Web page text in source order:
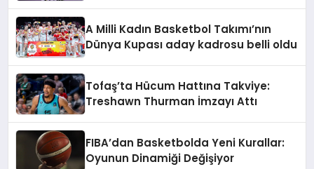
A Milli Kadın Basketbol Takımı’nın
Dünya Kupası aday kadrosu belli oldu
Tofaş’ta Hücum Hattına Takviye:
Treshawn Thurman İmzayı Attı
FIBA’dan Basketbolda Yeni Kurallar:
Oyunun Dinamiği Değişiyor